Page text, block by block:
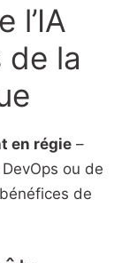
l’IA
de la
en régie –
DevOps ou de
de